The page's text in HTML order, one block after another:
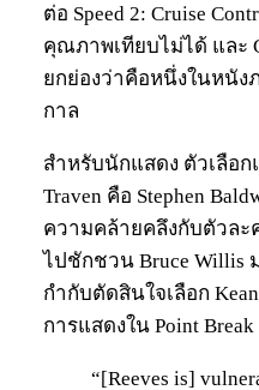
ต่อ Speed 2: Cruise
คุณภาพเทียบไม่ได้ และ
ยกย่องว่าคือหนึ่งในหนั
กาล
สำหรับนักแสดง ตัวเลือก
Traven คือ Stephen
ความคล้ายคลึงกับตัวละ
ไปชักชวน Bruce Willis
กำกับตัดสินใจเลือก
การแสดงใน Point
“[Reeves is]